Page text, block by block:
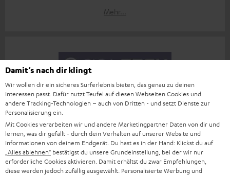
Mehr...
„… für einen besonderen Hörspaß.“
25.02.2020
Mehr...
Damit‘s nach dir klingt
Wir wollen dir ein sicheres Surferlebnis bieten, das genau zu deinen
Interessen passt. Dafür nutzt Teufel auf diesen Webseiten Cookies und
andere Tracking-Technologien – auch von Dritten - und setzt Dienste zur
Personalisierung ein.
Mit Cookies verarbeiten wir und andere Marketingpartner Daten von dir und
lernen, was dir gefällt - durch dein Verhalten auf unserer Website und
Informationen von deinem Endgerät. Du hast es in der Hand: Klickst du auf
„Alles ablehnen“ bestätigst du unsere Grundeinstellung, bei der wir nur
erforderliche Cookies aktivieren. Damit erhältst du zwar Empfehlungen,
diese werden jedoch zufällig ausgewählt. Personalisierte Werbung und